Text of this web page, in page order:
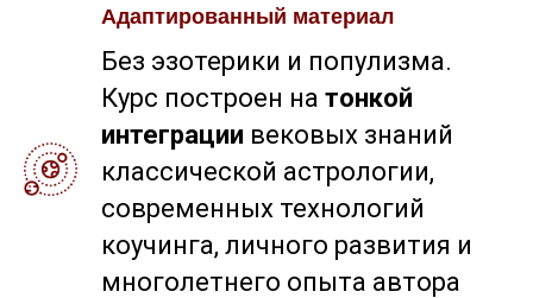
Адаптированный материал
Без эзотерики и популизма.
Курс построен на тонкой
интеграции вековых знаний
классической астрологии,
современных технологий
коучинга, личного развития и
многолетнего опыта автора